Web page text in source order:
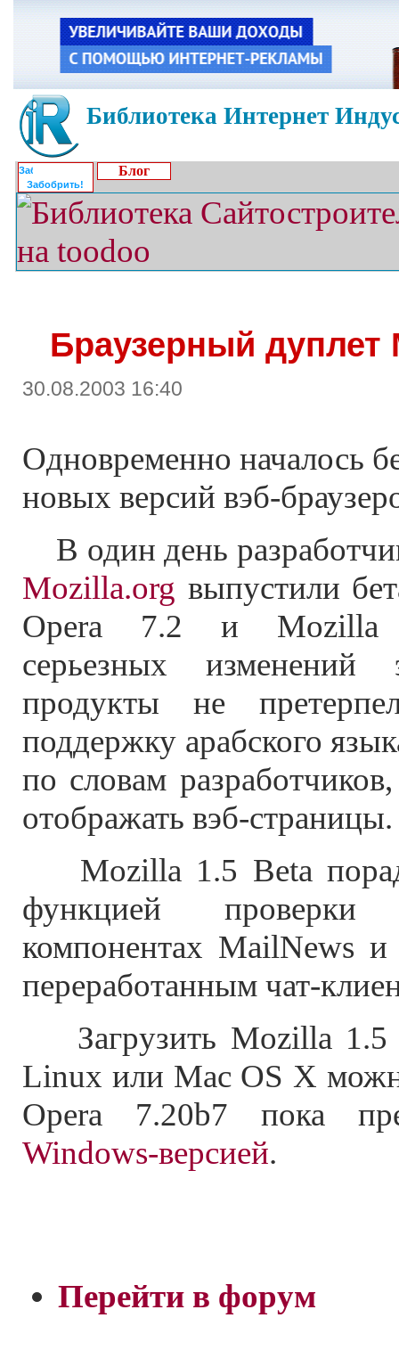
Библиотека Интернет
Забобрить!
Блог
Браузерный дуплет
30.08.2003 16:40
Одновременно началось
новых версий вэб-
В один день
Mozilla.org выпустили
Opera 7.2 и Mozilla
серьезных изменений
продукты не
поддержку арабского
по словам
отображать вэб-страницы.
Mozilla 1.5 Beta
функцией
компонентах MailNews
переработанным чат-
Загрузить Mozilla 1.5
Linux или Mac OS X
Opera 7.20b7 пока
Windows-версией.
Перейти в форум